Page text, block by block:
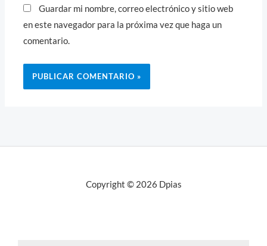
Guardar mi nombre, correo electrónico y sitio web
en este navegador para la próxima vez que haga un
comentario.
Copyright © 2026 Dpias